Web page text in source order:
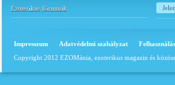
Ezoterikus fórumok
Impresszum Adatvédelmi szabályzat
Copyright 2012 EZOMánia, ezoterikus magazin és